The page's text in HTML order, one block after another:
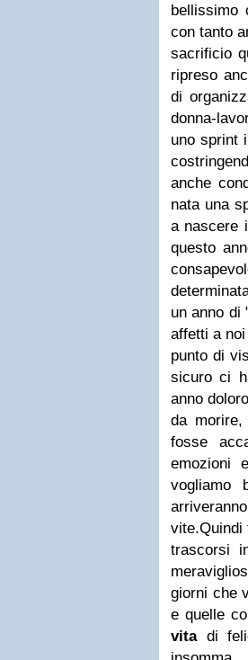
bellissimo
con tanto
sacrificio
ripreso
di
donna-
uno sprint
anche
nata una
a nascere
questo
un anno di
affetti a
punto di
sicuro ci
anno
da
fosse
emozioni
vogliamo
vite.Quindi
trascorsi
giorni che
e quelle
vitadi